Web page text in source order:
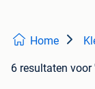
Home
6 resultaten voor